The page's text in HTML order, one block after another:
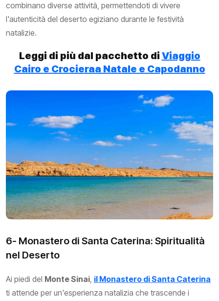
combinano diverse attività, permettendoti di vivere
l'autenticità del deserto egiziano durante le festività
natalizie.
Leggi di più dal pacchetto di Viaggio
Cairo e Crocieraa Natale e Capodanno
6- Monastero di Santa Caterina: Spiritualità
nel Deserto
Ai piedi del Monte Sinai, il Monastero di Santa Caterina
ti attende per un'esperienza natalizia che trascende i